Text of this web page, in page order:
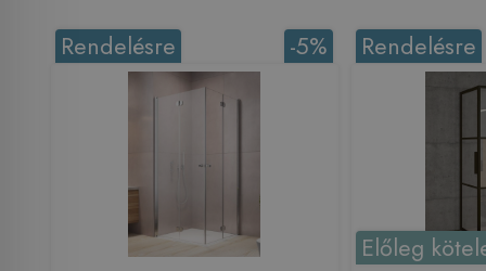
-5%
Rendelésre Rendelésre
Előleg